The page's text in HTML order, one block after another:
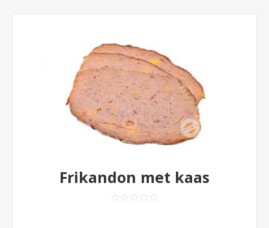
Frikandon met kaas